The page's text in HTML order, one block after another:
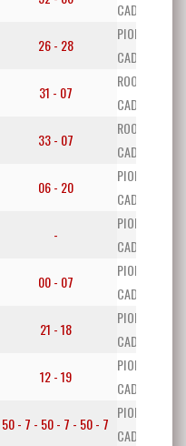
CADETE
26 - 28
PIONERS
CADETE
31 - 07
ROOKIES
CADETE
33 - 07
ROOKIES
CADETE
06 - 20
PIONERS
CADETE
-
PIONERS
CADETE
00 - 07
PIONERS
CADETE
21 - 18
PIONERS
CADETE
12 - 19
PIONERS
CADETE
50 - 7 - 50 - 7 - 50 - 7
PIONERS
CADETE